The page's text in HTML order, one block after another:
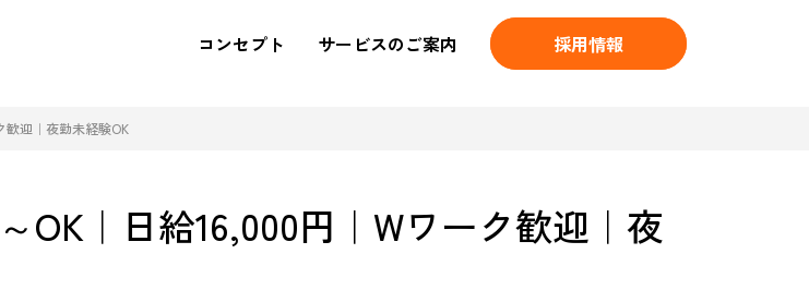
コンセプト サービスのご案内 採用情報
歓迎｜夜勤未経験OK
OK｜日給16,000円｜Wワーク歓迎｜夜